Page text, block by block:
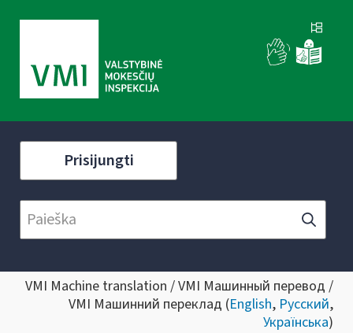
Prisijungti
VMI Machine translation / VMI Машинный перевод /
VMI Машинний переклад (English, Русский,
Українська)